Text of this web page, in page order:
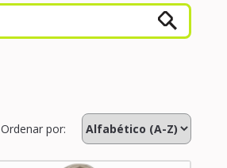
Ordenar por: